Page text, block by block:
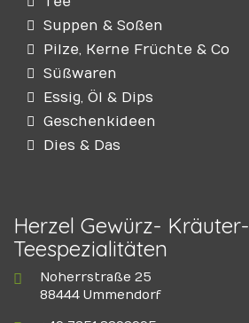
Suppen & Soßen
Pilze, Kerne Früchte & Co
Süßwaren
Essig, Öl & Dips
Geschenkideen
Dies & Das
Herzel Gewürz- Kräuter-
Teespezialitäten
Noherrstraße 25
88444 Ummendorf